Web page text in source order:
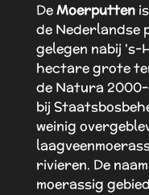
DeMoerputtenis
de Nederlandse
gelegen nabij 's-
hectare grote
de Natura 2000
bij
weinig
laagveen
rivieren. De
moerassig